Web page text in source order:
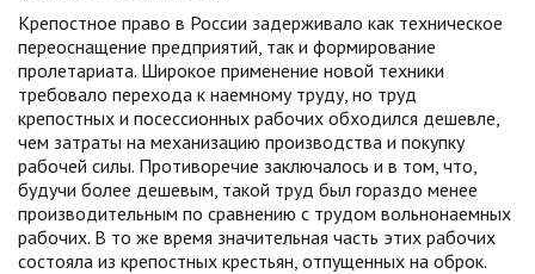
Крепостное право в России задерживало как техническое
переоснащение предприятий, так и формирование
пролетариата. Широкое применение новой техники
требовало перехода к наемному труду, но труд
крепостных и посессионных рабочих обходился дешевле,
чем затраты на механизацию производства и покупку
рабочей силы. Противоречие заключалось и в том, что,
будучи более дешевым, такой труд был гораздо менее
производительным по сравнению с трудом вольнонаемных
рабочих. В то же время значительная часть этих рабочих
состояла из крепостных крестьян, отпущенных на оброк.